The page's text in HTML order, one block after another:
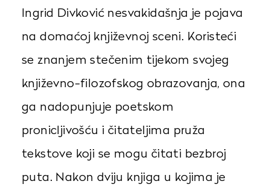
Ingrid Divković nesvakidašnja je pojava
na domaćoj književnoj sceni. Koristeći
se znanjem stečenim tijekom svojeg
književno-filozofskog obrazovanja, ona
ga nadopunjuje poetskom
pronicljivošću i čitateljima pruža
tekstove koji se mogu čitati bezbroj
puta. Nakon dviju knjiga u kojima je